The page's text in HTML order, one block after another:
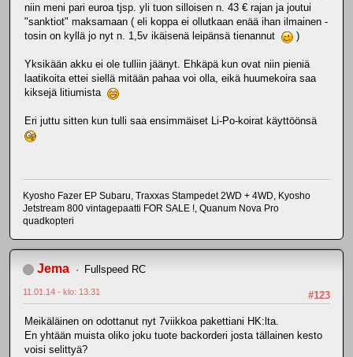
niin meni pari euroa tjsp. yli tuon silloisen n. 43 € rajan ja joutui
"sanktiot" maksamaan ( eli koppa ei ollutkaan enää ihan ilmainen -
tosin on kyllä jo nyt n. 1,5v ikäisenä leipänsä tienannut
)
Yksikään akku ei ole tulliin jäänyt. Ehkäpä kun ovat niin pieniä
laatikoita ettei siellä mitään pahaa voi olla, eikä huumekoira saa
kiksejä litiumista
Eri juttu sitten kun tulli saa ensimmäiset Li-Po-koirat käyttöönsä
Kyosho Fazer EP Subaru, Traxxas Stampedet 2WD + 4WD, Kyosho
Jetstream 800 vintagepaatti FOR SALE !, Quanum Nova Pro
quadkopteri
Jema Fullspeed RC
#123
11.01.14 - klo: 13.31
Meikäläinen on odottanut nyt 7viikkoa pakettiani HK:lta.
En yhtään muista oliko joku tuote backorderi josta tällainen kesto
voisi selittyä?